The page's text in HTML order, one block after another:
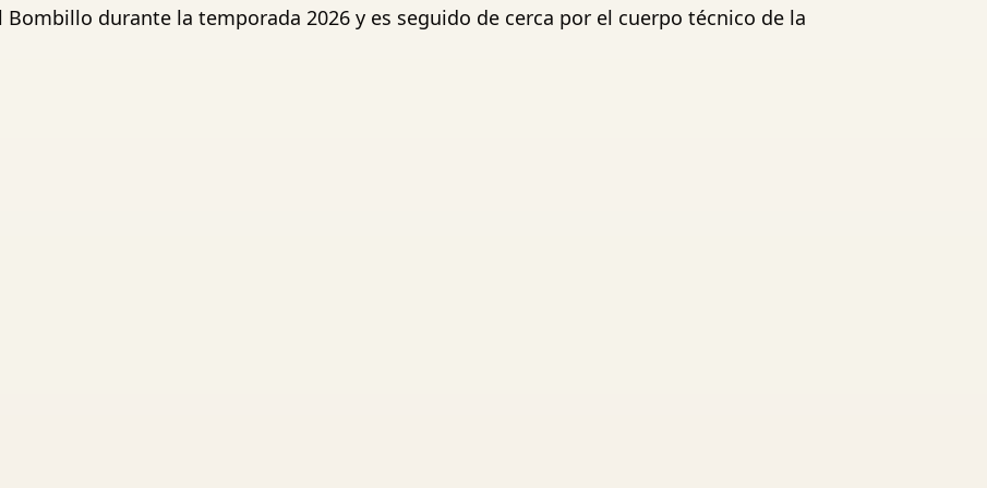
durante la temporada 2026 y es seguido de cerca por el cuerpo técnico de la